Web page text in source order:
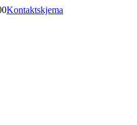
Kontaktskjema